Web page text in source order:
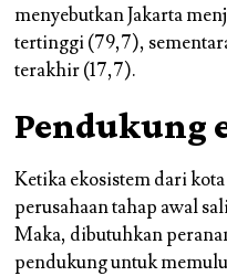
menyebutkan Jakarta
tertinggi (79,7),
terakhir (17,7).
Pendukung
Ketika ekosistem dari
perusahaan tahap awal
Maka, dibutuhkan
pendukung untuk